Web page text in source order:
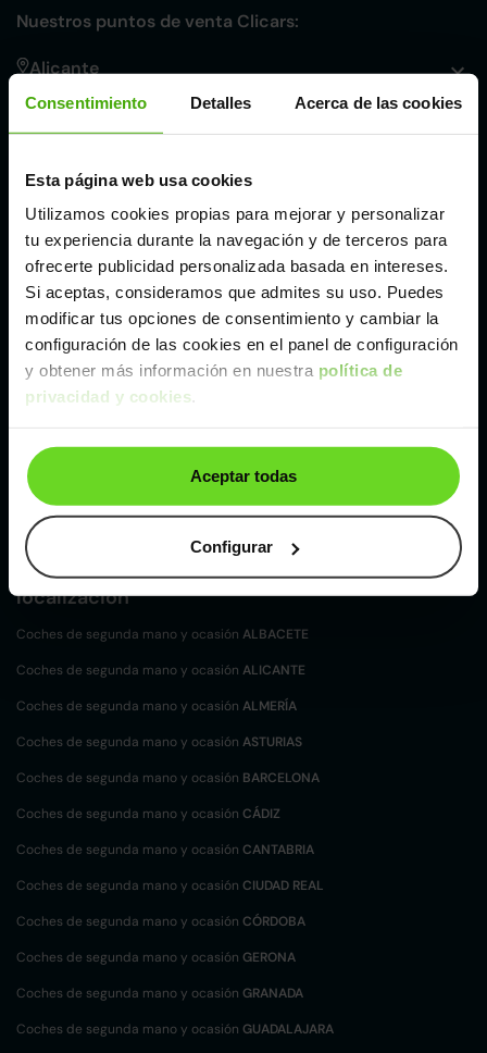
Consentimiento Detalles Acerca de las cookies
Esta página web usa cookies
Utilizamos cookies propias para mejorar y personalizar
tu experiencia durante la navegación y de terceros para
ofrecerte publicidad personalizada basada en intereses.
Si aceptas, consideramos que admites su uso. Puedes
modificar tus opciones de consentimiento y cambiar la
configuración de las cookies en el panel de configuración
y obtener más información en nuestra política de
privacidad y cookies.
Aceptar todas
Configurar
Nuestros puntos de venta Clicars:
Alicante
Córdoba
Málaga
Valencia
Zaragoza
Ver SEAT Tarraco de segunda mano y ocasión
SEAT Tarraco de segunda mano y ocasión
Coches desegunda mano y ocasión por
localización
Coches de segunda mano y ocasión ALBACETE
Coches de segunda mano y ocasión ALICANTE
Coches de segunda mano y ocasión ALMERÍA
Coches de segunda mano y ocasión ASTURIAS
Coches de segunda mano y ocasión BARCELONA
Coches de segunda mano y ocasión CÁDIZ
Coches de segunda mano y ocasión CANTABRIA
Coches de segunda mano y ocasión CIUDAD REAL
Coches de segunda mano y ocasión CÓRDOBA
Coches de segunda mano y ocasión GERONA
Coches de segunda mano y ocasión GRANADA
Coches de segunda mano y ocasión GUADALAJARA